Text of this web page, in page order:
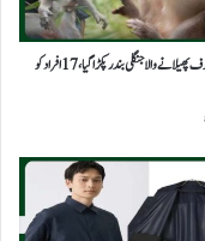
انڈونیشیا میں خوف پھیلانے والا جنگلی بندر پکڑا گیا، 17 افراد کو